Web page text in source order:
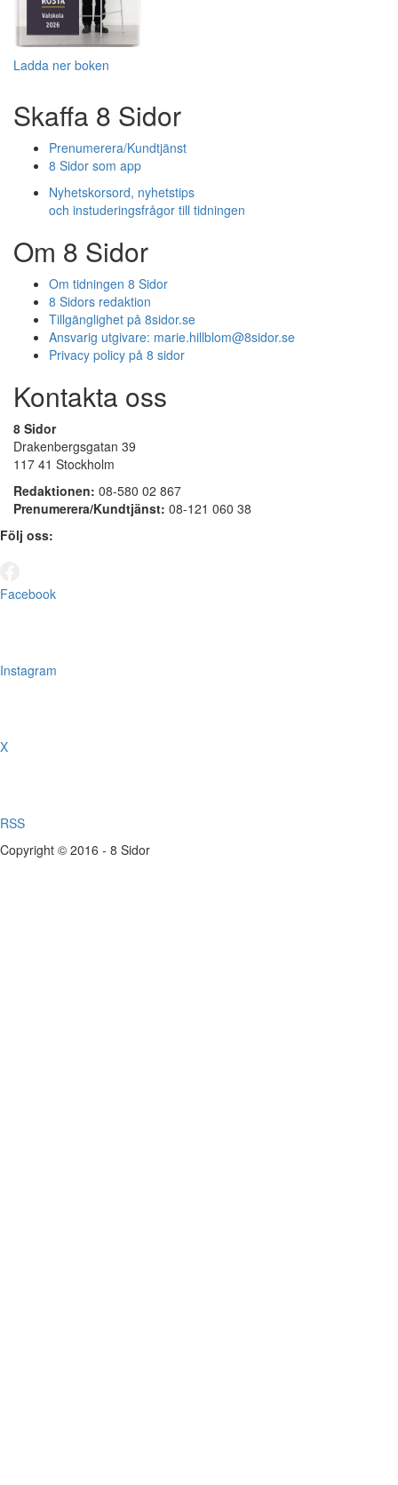
Ladda ner boken
Skaffa 8 Sidor
Prenumerera/Kundtjänst
8 Sidor som app
Nyhetskorsord, nyhetstips
och instuderingsfrågor till tidningen
Om 8 Sidor
Om tidningen 8 Sidor
8 Sidors redaktion
Tillgänglighet på 8sidor.se
Ansvarig utgivare: marie.hillblom@8sidor.se
Privacy policy på 8 sidor
Kontakta oss
8 Sidor
Drakenbergsgatan 39
117 41 Stockholm
Redaktionen: 08-580 02 867
Prenumerera/Kundtjänst: 08-121 060 38
Följ oss:
Facebook
Instagram
X
RSS
Copyright © 2016 - 8 Sidor